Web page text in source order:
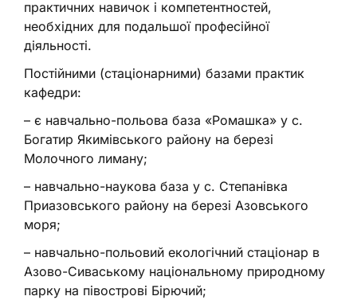
практичних навичок і компетентностей,
необхідних для подальшої професійної
діяльності.
Постійними (стаціонарними) базами практик
кафедри:
– є навчально-польова база «Ромашка» у с.
Богатир Якимівського району на березі
Молочного лиману;
– навчально-наукова база у с. Степанівка
Приазовського району на березі Азовського
моря;
– навчально-польовий екологічний стаціонар в
Азово-Сиваському національному природному
парку на півострові Бірючий;